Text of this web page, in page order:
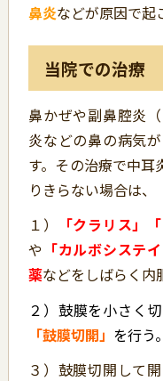
鼻炎などが原因で起
当院での治療
鼻かぜや副鼻腔炎
炎などの鼻の病気
す。その治療で中耳
りきらない場合は、
１）
「クラリス」
や 「カルボシステ
薬などをしばらく内
２）鼓膜を小さく
「鼓膜切開」 を行う。
３）鼓膜切開して